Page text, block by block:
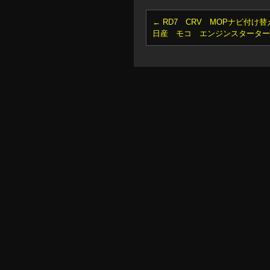
← RD7 CRV MOPナビ付け替
日産 モコ エンジンスターター